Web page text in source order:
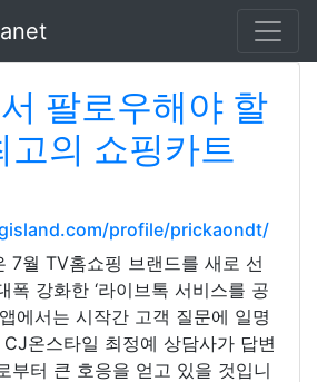
팔로우해야 할
고의 쇼핑카트
profile/prickaondt/
7월 TV홈쇼핑 브랜드를 새로 선
폭 강화한 ‘라이브톡 서비스를 공
에서는 시작간 고객 질문에 일명
CJ온스타일 최정예 상담사가 답변
부터 큰 호응을 얻고 있을 것입니